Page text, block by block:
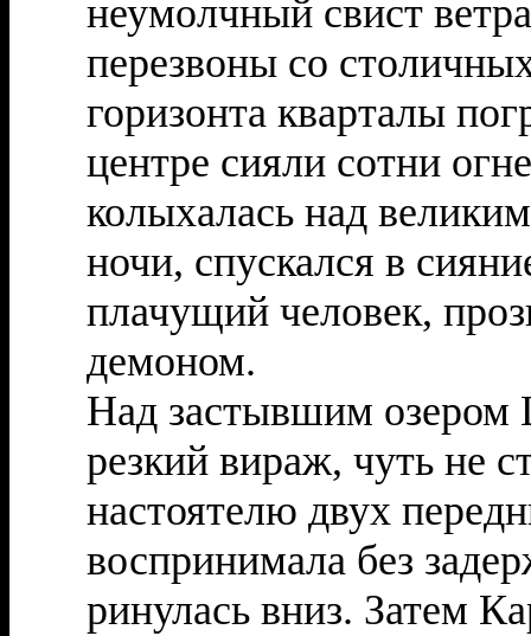
неумолчный свист
перезвоны со
горизонта кварталы
центре сияли сотни
колыхалась над
ночи, спускался в
плачущий человек,
демоном.
Над застывшим
резкий вираж, чуть не
настоятелю двух
воспринимала без
ринулась вниз. Затем